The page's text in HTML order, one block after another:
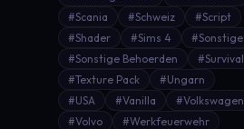
#Scania
#Schweiz
#Script
#Shader
#Sims 4
#Sonstige
#Sonstige Behoerden
#Survival
#Texture Pack
#Ungarn
#USA
#Vanilla
#Volkswagen
#Volvo
#Werkfeuerwehr